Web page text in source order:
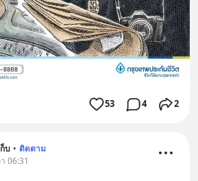
53 4 2
บ • ติดตาม
06:31